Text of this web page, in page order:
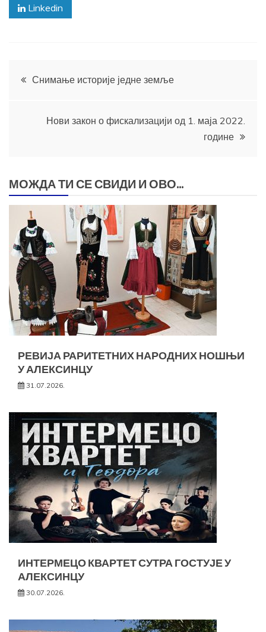
Linkedin
Кретање
Снимање историје једне земље
Нови закон о фискализацији од 1. маја 2022.
године
МОЖДА ТИ СЕ СВИДИ И ОВО...
РЕВИЈА РАРИТЕТНИХ НАРОДНИХ НОШЊИ
У АЛЕКСИНЦУ
31.07.2026.
ИНТЕРМЕЦО КВАРТЕТ СУТРА ГОСТУЈЕ У
АЛЕКСИНЦУ
30.07.2026.